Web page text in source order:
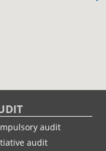
audit
audit